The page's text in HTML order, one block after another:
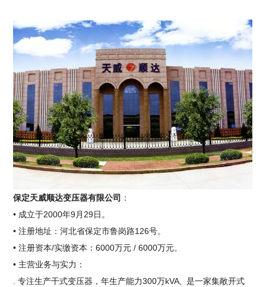
保定天威顺达变压器有限公司 ：
• 成立于2000年9月29日。
• 注册地址：河北省保定市鲁岗路126号。
• 注册资本/实缴资本：6000万元 / 6000万元。
• 主营业务与实力：
. 专注生产干式变压器，年生产能力300万kVA, 是一家集敞开式